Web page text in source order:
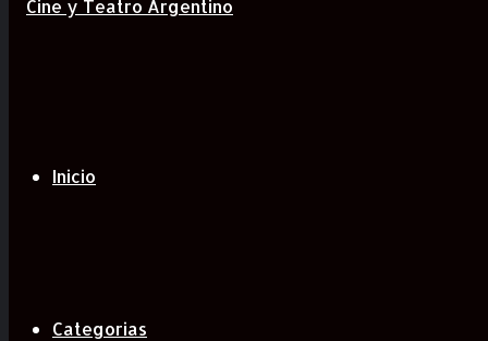
Inicio
Categorias